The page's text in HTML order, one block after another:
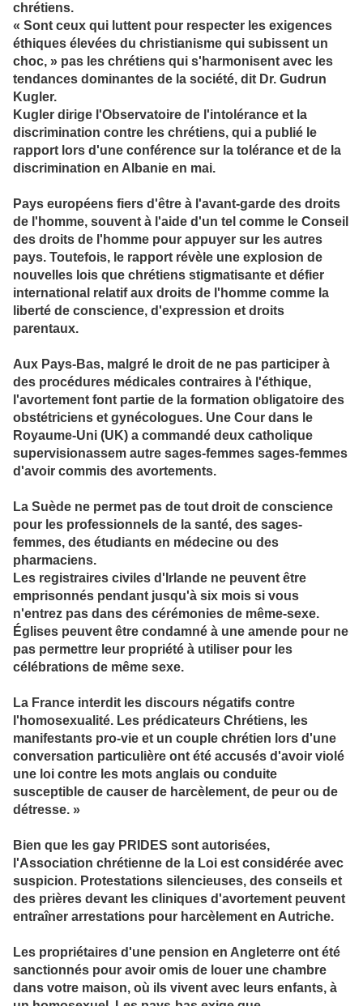
chrétiens.
« Sont ceux qui luttent pour respecter les exigences
éthiques élevées du christianisme qui subissent un
choc, » pas les chrétiens qui s'harmonisent avec les
tendances dominantes de la société, dit Dr. Gudrun
Kugler.
Kugler dirige l'Observatoire de l'intolérance et la
discrimination contre les chrétiens, qui a publié le
rapport lors d'une conférence sur la tolérance et de la
discrimination en Albanie en mai.
Pays européens fiers d'être à l'avant-garde des droits
de l'homme, souvent à l'aide d'un tel comme le Conseil
des droits de l'homme pour appuyer sur les autres
pays. Toutefois, le rapport révèle une explosion de
nouvelles lois que chrétiens stigmatisante et défier
international relatif aux droits de l'homme comme la
liberté de conscience, d'expression et droits
parentaux.
Aux Pays-Bas, malgré le droit de ne pas participer à
des procédures médicales contraires à l'éthique,
l'avortement font partie de la formation obligatoire des
obstétriciens et gynécologues. Une Cour dans le
Royaume-Uni (UK) a commandé deux catholique
supervisionassem autre sages-femmes sages-femmes
d'avoir commis des avortements.
La Suède ne permet pas de tout droit de conscience
pour les professionnels de la santé, des sages-
femmes, des étudiants en médecine ou des
pharmaciens.
Les registraires civiles d'Irlande ne peuvent être
emprisonnés pendant jusqu'à six mois si vous
n'entrez pas dans des cérémonies de même-sexe.
Églises peuvent être condamné à une amende pour ne
pas permettre leur propriété à utiliser pour les
célébrations de même sexe.
La France interdit les discours négatifs contre
l'homosexualité. Les prédicateurs Chrétiens, les
manifestants pro-vie et un couple chrétien lors d'une
conversation particulière ont été accusés d'avoir violé
une loi contre les mots anglais ou conduite
susceptible de causer de harcèlement, de peur ou de
détresse. »
Bien que les gay PRIDES sont autorisées,
l'Association chrétienne de la Loi est considérée avec
suspicion. Protestations silencieuses, des conseils et
des prières devant les cliniques d'avortement peuvent
entraîner arrestations pour harcèlement en Autriche.
Les propriétaires d'une pension en Angleterre ont été
sanctionnés pour avoir omis de louer une chambre
dans votre maison, où ils vivent avec leurs enfants, à